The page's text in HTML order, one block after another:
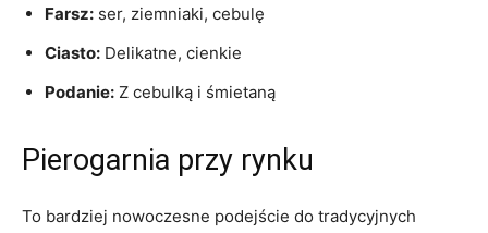
Farsz: ser, ziemniaki,⁤ cebulę
Ciasto: Delikatne, cienkie
Podanie: Z cebulką i śmietaną
Pierogarnia przy‌ rynku
To bardziej nowoczesne⁢ podejście do‌ tradycyjnych